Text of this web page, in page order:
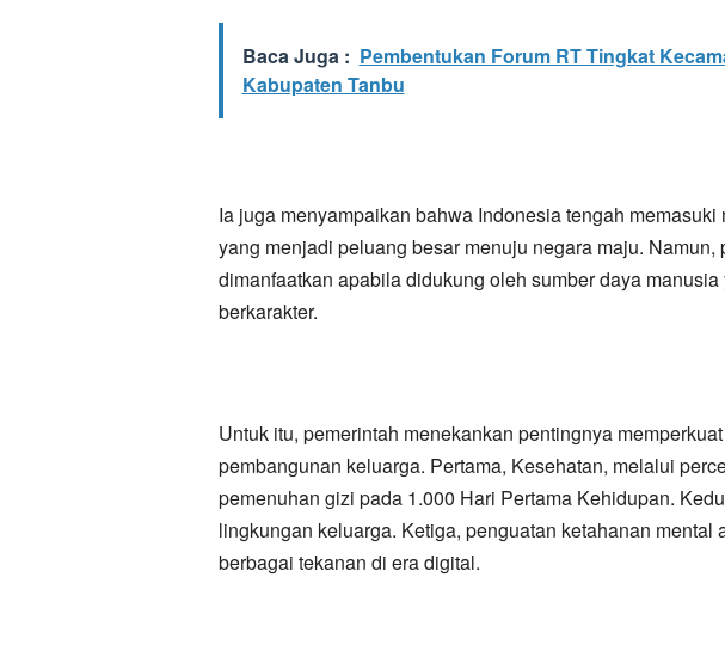
Baca Juga : Pembentukan Forum RT Tingkat
Kabupaten Tanbu
Ia juga menyampaikan bahwa Indonesia tengah
yang menjadi peluang besar menuju negara maju. Namun,
dimanfaatkan apabila didukung oleh sumber daya
berkarakter.
Untuk itu, pemerintah menekankan pentingnya
pembangunan keluarga. Pertama, Kesehatan, melalui
pemenuhan gizi pada 1.000 Hari Pertama Kehidupan.
lingkungan keluarga. Ketiga, penguatan ketahanan mental
berbagai tekanan di era digital.